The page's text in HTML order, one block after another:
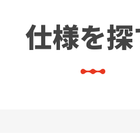
仕様を探